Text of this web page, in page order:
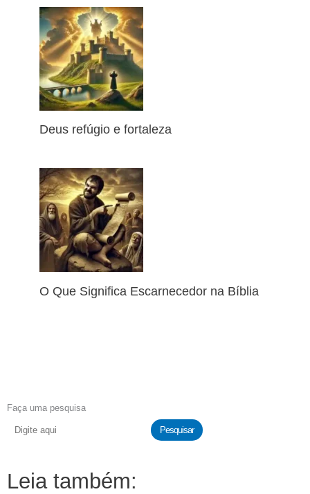
Deus refúgio e fortaleza
O Que Significa Escarnecedor na Bíblia
Faça uma pesquisa
Pesquisar
Leia também: